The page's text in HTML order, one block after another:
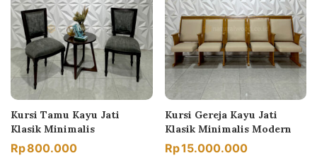
Kursi Tamu Kayu Jati
Klasik Minimalis
Rp800.000
Kursi Gereja Kayu Jati
Klasik Minimalis Modern
Rp15.000.000